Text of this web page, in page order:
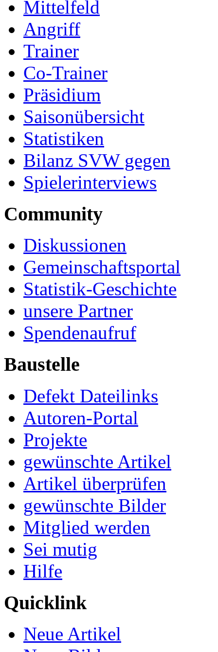
Mittelfeld
Angriff
Trainer
Co-Trainer
Präsidium
Saisonübersicht
Statistiken
Bilanz SVW gegen
Spielerinterviews
Community
Diskussionen
Gemeinschaftsportal
Statistik-Geschichte
unsere Partner
Spendenaufruf
Baustelle
Defekt Dateilinks
Autoren-Portal
Projekte
gewünschte Artikel
Artikel überprüfen
gewünschte Bilder
Mitglied werden
Sei mutig
Hilfe
Quicklink
Neue Artikel